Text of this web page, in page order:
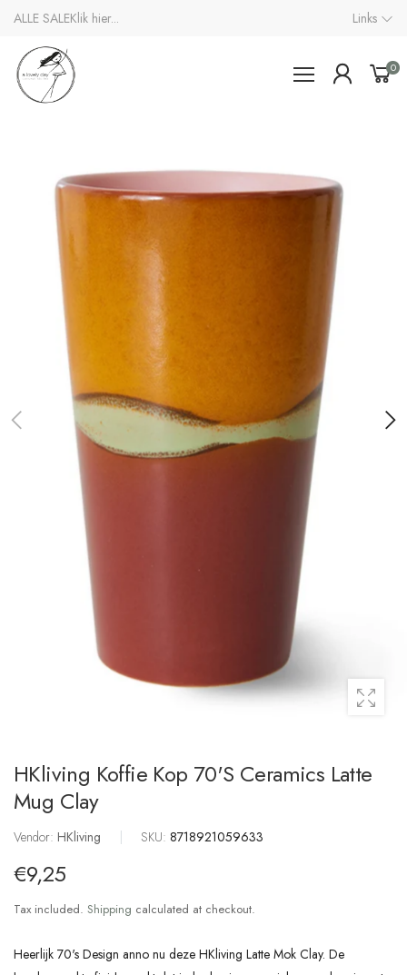
ALLE SALEKlik hier... Links
0
HKliving Koffie Kop 70's Ceramics Latte
Mug Clay
Vendor: HKliving | SKU: 8718921059633
€9,25
Tax included. Shipping calculated at checkout.
Heerlijk 70's Design anno nu deze HKliving Latte Mok Clay. De